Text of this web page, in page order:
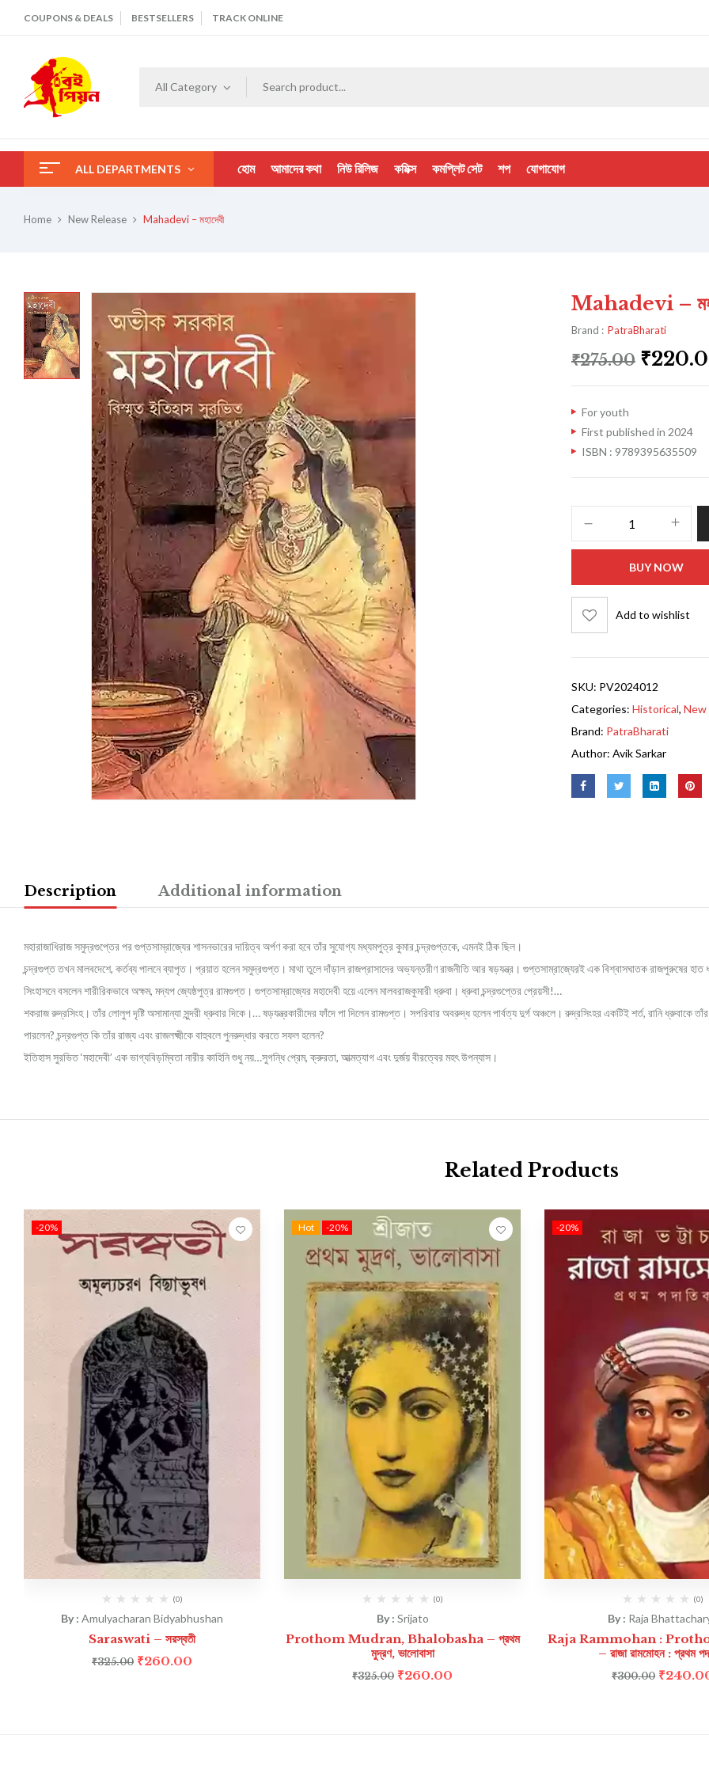
COUPONS & DEALS BESTSELLERS TRACK ONLINE
All Category
ALL DEPARTMENTS হোম আমাদের কথা নিউ রিলিজ কমিক্স কমপ্লিট সেট শপ যোগাযোগ
Home New Release Mahadevi – মহাদেবী
Mahadevi –
Brand : PatraBharati
₹275.00 ₹
For youth
First published in 2024
ISBN : 9789395635509
BUY NOW
Add to wishlist
SKU: PV2024012
Categories: Historical, New
Brand: PatraBharati
Author: Avik Sarkar
Description Additional information
মহারাজাধিরাজ সমুদ্রগুপ্তের পর গুপ্তসাম্রাজ্যের শাসনভারের দায়িত্ব অর্পণ করা হবে তাঁর সুযোগ্য মধ্যমপুত্র কুমার চন্দ্রগুপ্তকে, এমনই ঠিক ছিল।
চন্দ্রগুপ্ত তখন মালবদেশে, কর্তব্য পালনে ব্যাপৃত। প্রয়াত হলেন সমুদ্রগুপ্ত। মাথা তুলে দাঁড়াল রাজপ্রাসাদের অভ্যন্তরীণ রাজনীতি আর ষড়যন্ত্র। গুপ্তসাম্রাজ্যেরই এক বিশ্বাসঘাতক রাজপুরুষের
সিংহাসনে বসলেন শারীরিকভাবে অক্ষম, মদ্যপ জ্যেষ্ঠপুত্র রামগুপ্ত। গুপ্তসাম্রাজ্যের মহাদেবী হয়ে এলেন মালবরাজকুমারী ধ্রুবা। ধ্রুবা চন্দ্রগুপ্তের প্রেয়সী!…
শকরাজ রুদ্রসিংহ। তাঁর লোলুপ দৃষ্টি অসামান্যা সুন্দরী ধ্রুবার দিকে।… ষড়যন্ত্রকারীদের ফাঁদে পা দিলেন রামগুপ্ত। সপরিবার অবরুদ্ধ হলেন পার্বত্য দুর্গ অঞ্চলে। রুদ্রসিংহর একটিই শর্ত, রানি ধ্রুবাকে
পারলেন? চন্দ্রগুপ্ত কি তাঁর রাজ্য এবং রাজলক্ষ্মীকে বাহুবলে পুনরুদ্ধার করতে সফল হলেন?
ইতিহাস সুরভিত ‘মহাদেবী’ এক ভাগ্যবিড়ম্বিতা নারীর কাহিনি শুধু নয়…সুগন্ধি প্রেম, ক্রুরতা, আত্মত্যাগ এবং দুর্জয় বীরত্বের মহৎ উপন্যাস।
Related Products
-20%
(0)
By : Amulyacharan Bidyabhushan
Saraswati – সরস্বতী
₹325.00 ₹260.00
Hot -20%
(0)
By : Srijato
Prothom Mudran, Bhalobasha – প্রথম
মুদ্রণ, ভালোবাসা
₹325.00 ₹260.00
-20%
(0)
By : Raja
Raja Rammohan :
– রাজা রামমোহন : প্রথম
₹300.00 ₹